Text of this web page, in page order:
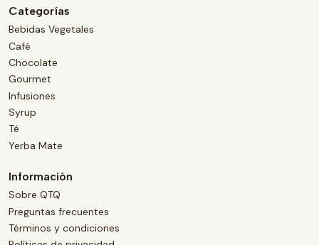
Categorías
Bebidas Vegetales
Café
Chocolate
Gourmet
Infusiones
Syrup
Té
Yerba Mate
Información
Sobre QTQ
Preguntas frecuentes
Términos y condiciones